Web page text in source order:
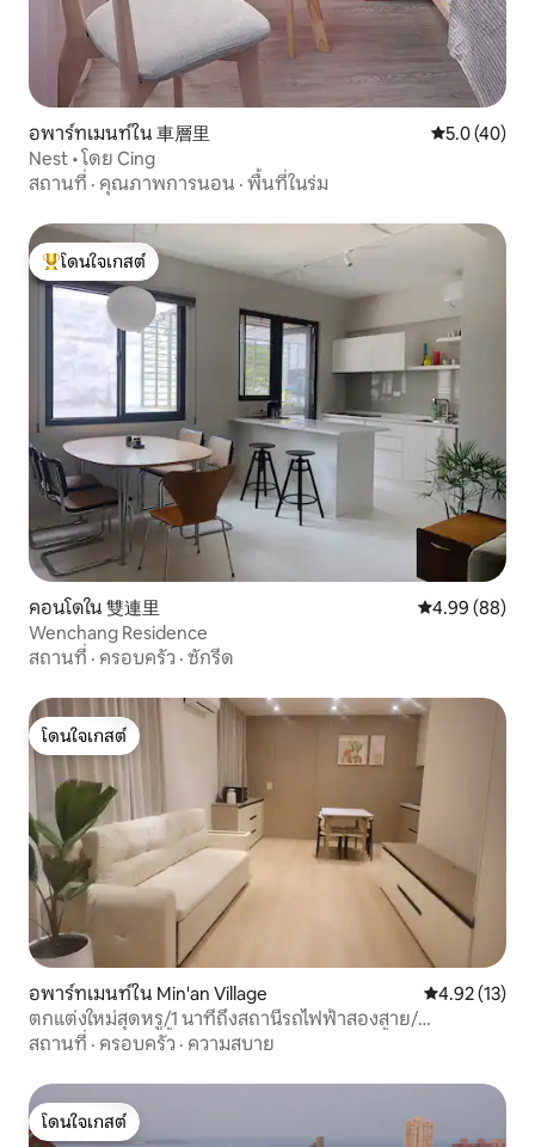
อพาร์ทเมนท์ใน 車層里 คะแนนเฉลี่ย
5.0 (40)
Nest • โดย Cing
สถานที่ · คุณภาพการนอน · พื้นที่ในร่ม
โดนใจเกสต์ที่สุด
โดนใจเกสต์
คอนโดใน 雙連里 คะแนนเฉลี่ย
4.99 (88)
Wenchang Residence
สถานที่ · ครอบครัว · ซักรีด
โดนใจเกสต์
โดนใจเกสต์
อพาร์ทเมนท์ใน Min'an Village คะแนนเฉลี่ย
4.92 (13)
ตกแต่งใหม่สุดหรู/1 นาทีถึงสถานีรถไฟฟ้าสองสาย/
โปรเจคเตอร์ 100 นิ้ว NETFLIX/โซฟาเบด/บ้านทั้งหลังอัจฉริยะ/
ซาน
สถานที่ · ครอบครัว · ความสบาย
โดนใจเกสต์
โดนใจเกสต์